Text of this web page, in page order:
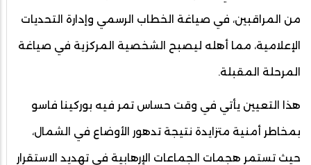
من المراقبين، في صياغة الخطاب الرسمي وإدارة التحديات
الإعلامية، مما أهله ليصبح الشخصية المركزية في صياغة
المرحلة المقبلة.
هذا التعيين يأتي في وقت حساس تمر فيه بوركينا فاسو
بمخاطر أمنية متزايدة نتيجة تدهور الأوضاع في الشمال،
حيث تستمر هجمات الجماعات الإرهابية في تهديد الاستقرار